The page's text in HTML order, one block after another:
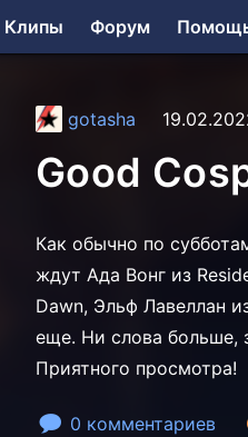
Клипы Форум
gotasha
Good
Как обычно по
ждут Ада Вонг из
Dawn, Эльф Лавеллан
еще. Ни слова больше,
Приятного просмотра!
0 комментариев